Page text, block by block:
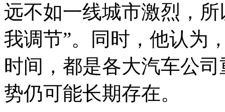
远不如一线城市激烈，
我调节”。同时，他认为
时间，都是各大汽车公
势仍可能长期存在。